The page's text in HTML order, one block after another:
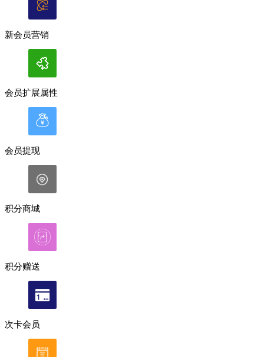
新会员营销
会员扩展属性
会员提现
积分商城
积分赠送
次卡会员